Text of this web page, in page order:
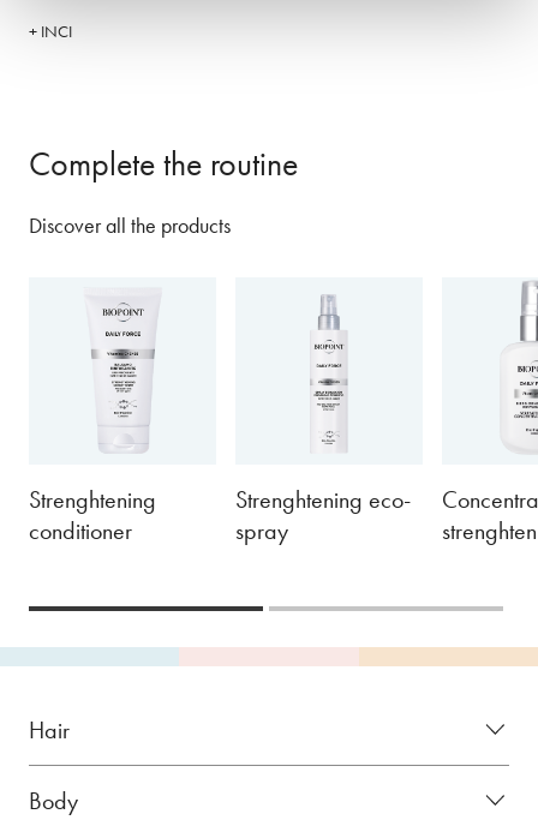
+ INCI
Complete the routine
Discover all the products
Strenghtening
conditioner
Strenghtening eco-
spray
Hair
Body